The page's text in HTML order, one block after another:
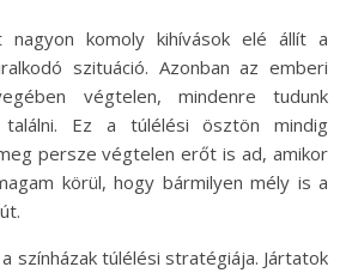
szituáció. Azonban az emberi
végtelen, mindenre tudunk
találni. Ez a túlélési ösztön mindig
persze végtelen erőt is ad, amikor
körül, hogy bármilyen mély is a
színházak túlélési stratégiája. Jártatok